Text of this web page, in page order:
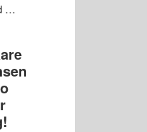
…